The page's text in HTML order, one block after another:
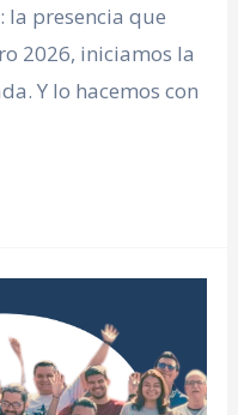
la presencia que
2026, iniciamos la
Y lo hacemos con